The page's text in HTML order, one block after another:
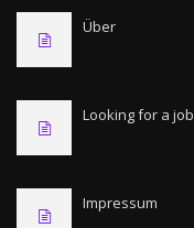
Über
Looking for a job
Impressum